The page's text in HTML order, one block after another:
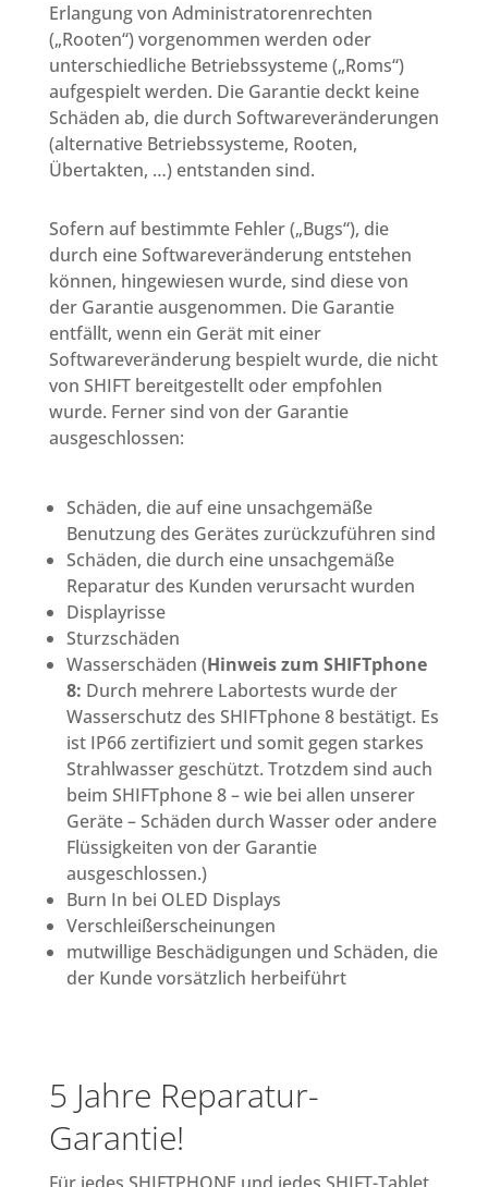
Erlangung von Administratorenrechten
(„Rooten“) vorgenommen werden oder
unterschiedliche Betriebssysteme („Roms“)
aufgespielt werden. Die Garantie deckt keine
Schäden ab, die durch Softwareveränderungen
(alternative Betriebssysteme, Rooten,
Übertakten, …) entstanden sind.
Sofern auf bestimmte Fehler („Bugs“), die
durch eine Softwareveränderung entstehen
können, hingewiesen wurde, sind diese von
der Garantie ausgenommen. Die Garantie
entfällt, wenn ein Gerät mit einer
Softwareveränderung bespielt wurde, die nicht
von SHIFT bereitgestellt oder empfohlen
wurde. Ferner sind von der Garantie
ausgeschlossen:
Schäden, die auf eine unsachgemäße
Benutzung des Gerätes zurückzuführen sind
Schäden, die durch eine unsachgemäße
Reparatur des Kunden verursacht wurden
Displayrisse
Sturzschäden
Wasserschäden (Hinweis zum SHIFTphone
8: Durch mehrere Labortests wurde der
Wasserschutz des SHIFTphone 8 bestätigt. Es
ist IP66 zertifiziert und somit gegen starkes
Strahlwasser geschützt. Trotzdem sind auch
beim SHIFTphone 8 – wie bei allen unserer
Geräte – Schäden durch Wasser oder andere
Flüssigkeiten von der Garantie
ausgeschlossen.)
Burn In bei OLED Displays
Verschleißerscheinungen
mutwillige Beschädigungen und Schäden, die
der Kunde vorsätzlich herbeiführt
5 Jahre Reparatur-
Garantie!